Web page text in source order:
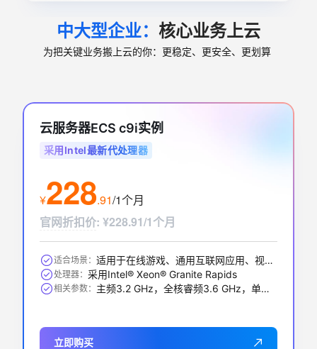
中大型企业： 核心业务上云
为把关键业务搬上云的你：更稳定、更安全、更划算
云服务器ECS c9i实例
采用Intel最新代处理器
¥228.91/1个月
官网折扣价: ¥228.91/1个月
适合场景： 适用于在线游戏、通用互联网应用、视频编解码、数据库应用、搜索推荐等
处理器： 采用Intel® Xeon® Granite Rapids
相关参数： 主频3.2 GHz，全核睿频3.6 GHz，单核最大睿频3.9GHz
立即购买